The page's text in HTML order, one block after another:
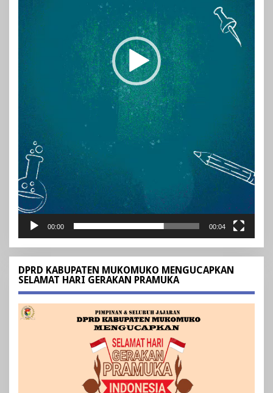
00:00 00:04
DPRD KABUPATEN MUKOMUKO MENGUCAPKAN
SELAMAT HARI GERAKAN PRAMUKA